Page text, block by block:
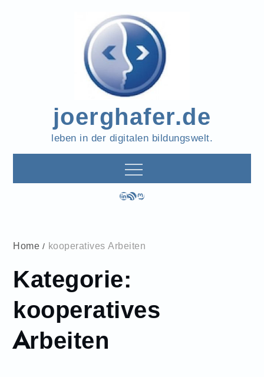
joerghafer.de
leben in der digitalen bildungswelt.
LinkedIn
RSS-FeedMastodon
Home kooperatives Arbeiten
Kategorie:
kooperatives
Arbeiten